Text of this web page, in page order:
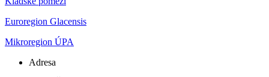
Euroregion Glacensis
Mikroregion ÚPA
Adresa